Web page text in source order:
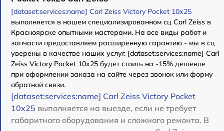
[dataset:services:name] Carl Zeiss Victory Pocket 10x25
выполняется в нашем специализированном сц Carl Zeiss в
Красноярске опытными мастерами. На все виды работ и
запчасти предоставляем расширенную гарантию - мы в сц
уверены в качестве наших услуг. [dataset:services:name] Carl
Zeiss Victory Pocket 10x25 будет стоить на -15% дешевле
при оформлении заказа на сайте через звонок или форму
обратной связи.
[dataset:services:name] Carl Zeiss Victory Pocket
10x25 выполняется на выезде, если не требует
габаритного оборудования и сложного ремонта. В